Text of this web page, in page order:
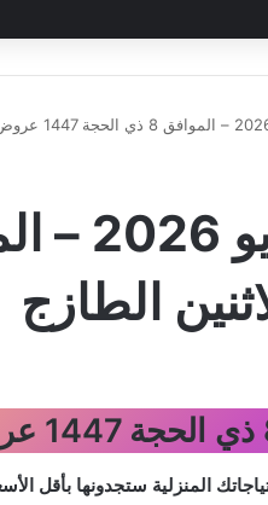
المنزلية ستجدونها بأقل